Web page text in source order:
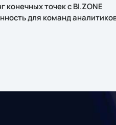
точек с BI.ZONE
для команд